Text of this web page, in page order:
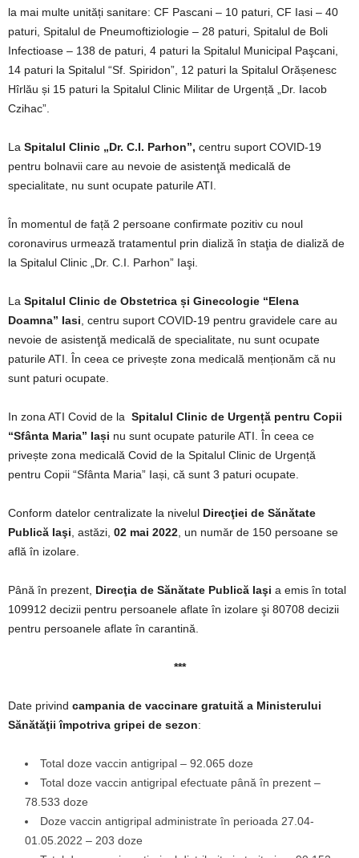
la mai multe unități sanitare: CF Pascani – 10 paturi, CF Iasi – 40
paturi, Spitalul de Pneumoftiziologie – 28 paturi, Spitalul de Boli
Infectioase – 138 de paturi, 4 paturi la Spitalul Municipal Paşcani,
14 paturi la Spitalul “Sf. Spiridon”, 12 paturi la Spitalul Orășenesc
Hîrlău și 15 paturi la Spitalul Clinic Militar de Urgență „Dr. Iacob
Czihac”.
La Spitalul Clinic „Dr. C.I. Parhon”, centru suport COVID-19
pentru bolnavii care au nevoie de asistenţă medicală de
specialitate, nu sunt ocupate paturile ATI.
În momentul de față 2 persoane confirmate pozitiv cu noul
coronavirus urmează tratamentul prin dializă în staţia de dializă de
la Spitalul Clinic „Dr. C.I. Parhon” Iaşi.
La Spitalul Clinic de Obstetrica și Ginecologie “Elena
Doamna” Iasi , centru suport COVID-19 pentru gravidele care au
nevoie de asistenţă medicală de specialitate, nu sunt ocupate
paturile ATI. În ceea ce privește zona medicală menționăm că nu
sunt paturi ocupate.
In zona ATI Covid de la Spitalul Clinic de Urgență pentru Copii
“Sfânta Maria” Iași nu sunt ocupate paturile ATI. În ceea ce
privește zona medicală Covid de la Spitalul Clinic de Urgență
pentru Copii “Sfânta Maria” Iași, că sunt 3 paturi ocupate.
Conform datelor centralizate la nivelul Direcţiei de Sănătate
Publică Iaşi , astăzi, 02 mai 2022 , un număr de 150 persoane se
află în izolare.
Până în prezent, Direcţia de Sănătate Publică Iaşi a emis în total
109912 decizii pentru persoanele aflate în izolare şi 80708 decizii
pentru persoanele aflate în carantină.
***
Date privind campania de vaccinare gratuită a Ministerului
Sănătăţii împotriva gripei de sezon:
Total doze vaccin antigripal – 92.065 doze
Total doze vaccin antigripal efectuate până în prezent –
78.533 doze
Doze vaccin antigripal administrate în perioada 27.04-
01.05.2022 – 203 doze